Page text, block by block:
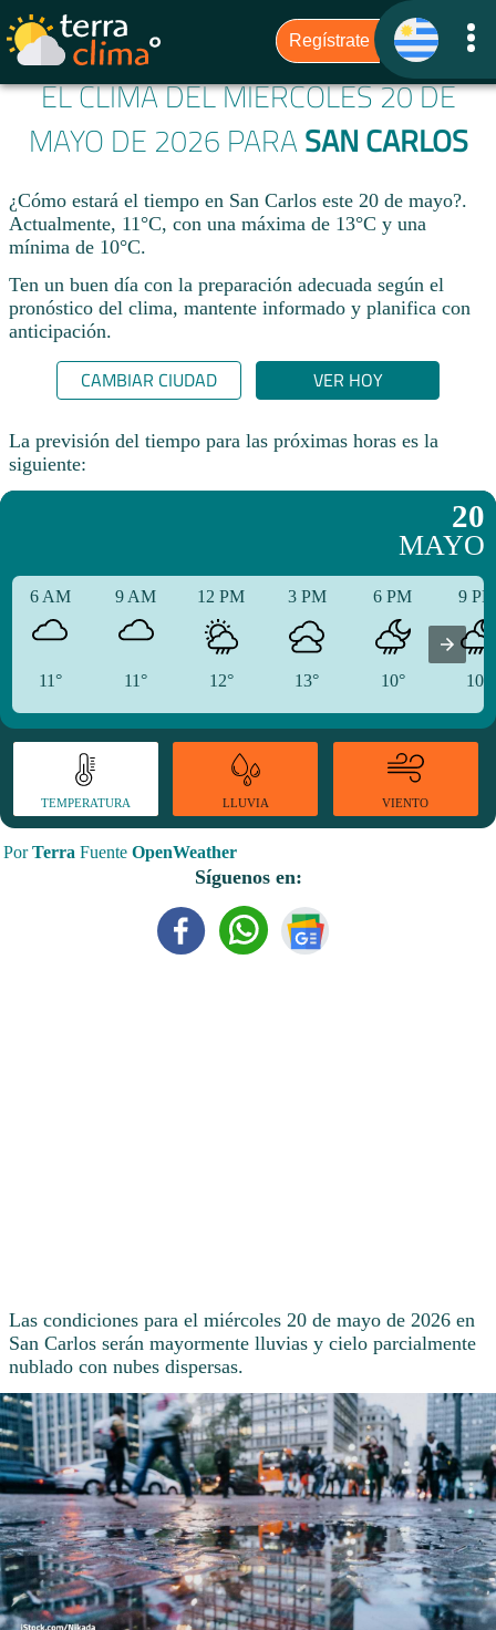
EL CLIMA DEL MIÉRCOLES 20 DE
MAYO DE 2026 PARA SAN CARLOS
¿Cómo estará el tiempo en San Carlos este 20 de mayo?.
Actualmente, 11°C, con una máxima de 13°C y una
mínima de 10°C.
Ten un buen día con la preparación adecuada según el
pronóstico del clima, mantente informado y planifica con
anticipación.​
CAMBIAR CIUDAD VER HOY
La previsión del tiempo para las próximas horas es la
siguiente:
20
MAYO
6 AM
11°
9 AM
11°
12 PM
12°
3 PM
13°
6 PM
10°
9
10°
TEMPERATURA LLUVIA VIENTO
PorTerra Fuente OpenWeather
Síguenos en:
Las condiciones para el miércoles 20 de mayo de 2026 en
San Carlos serán mayormente lluvias y cielo parcialmente
nublado con nubes dispersas.